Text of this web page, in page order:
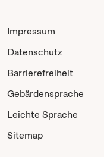
Impressum
Datenschutz
Barrierefreiheit
Gebärdensprache
Leichte Sprache
Sitemap